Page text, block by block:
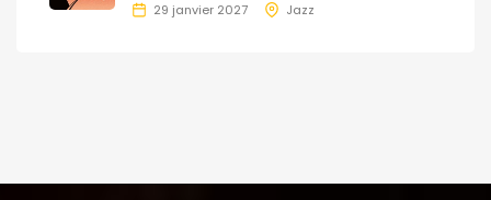
29 janvier 2027 Jazz